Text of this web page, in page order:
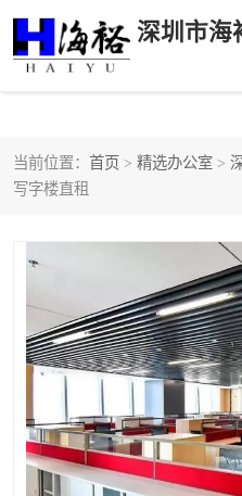
当前位置： 首页 > 精选办公室 >
写字楼直租
后海
科技园中区
福田中心区写字楼租赁
深圳宝安
罗湖水贝